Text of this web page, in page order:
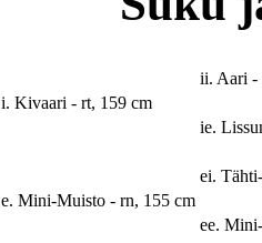
i. Kivaari - rt, 159 cm
ii. Aari -
ie.
e. Mini-Muisto - rn, 155 cm
ei.
ee.